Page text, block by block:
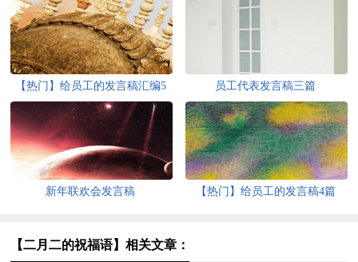
【热门】给员工的发言稿汇编5
篇
员工代表发言稿三篇
新年联欢会发言稿 【热门】给员工的发言稿4篇
【二月二的祝福语】相关文章：